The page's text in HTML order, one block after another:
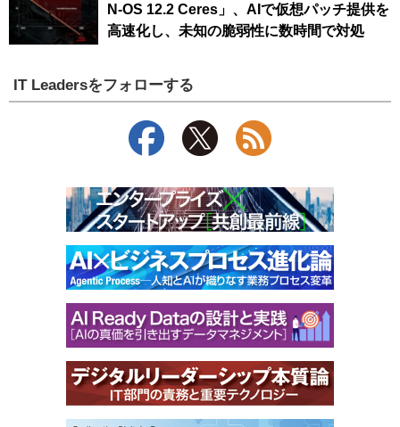
N-OS 12.2 Ceres」、AIで仮想パッチ提供を
高速化し、未知の脆弱性に数時間で対処
IT Leadersをフォローする